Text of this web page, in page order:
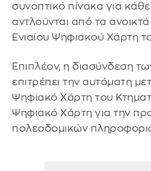
συνοπτικό πίνακα για
αντλούνται από τα
Ενιαίου Ψηφιακού Χάρτη
Επιπλέον, η διασύνδεση
επιτρέπει την αυτόματη
Ψηφιακό Χάρτη του
Ψηφιακό Χάρτη για την
πολεοδομικών